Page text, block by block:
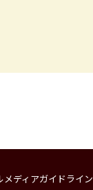
メディアガイドライン